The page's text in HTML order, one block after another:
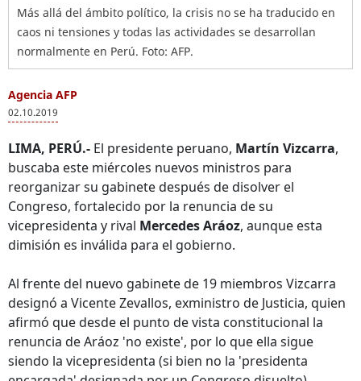
Más allá del ámbito político, la crisis no se ha traducido en
caos ni tensiones y todas las actividades se desarrollan
normalmente en Perú. Foto: AFP.
Agencia AFP
02.10.2019
LIMA, PERÚ.- El presidente peruano, Martín Vizcarra,
buscaba este miércoles nuevos ministros para
reorganizar su gabinete después de disolver el
Congreso, fortalecido por la renuncia de su
vicepresidenta y rival Mercedes Aráoz, aunque esta
dimisión es inválida para el gobierno.
Al frente del nuevo gabinete de 19 miembros Vizcarra
designó a Vicente Zevallos, exministro de Justicia, quien
afirmó que desde el punto de vista constitucional la
renuncia de Aráoz 'no existe', por lo que ella sigue
siendo la vicepresidenta (si bien no la 'presidenta